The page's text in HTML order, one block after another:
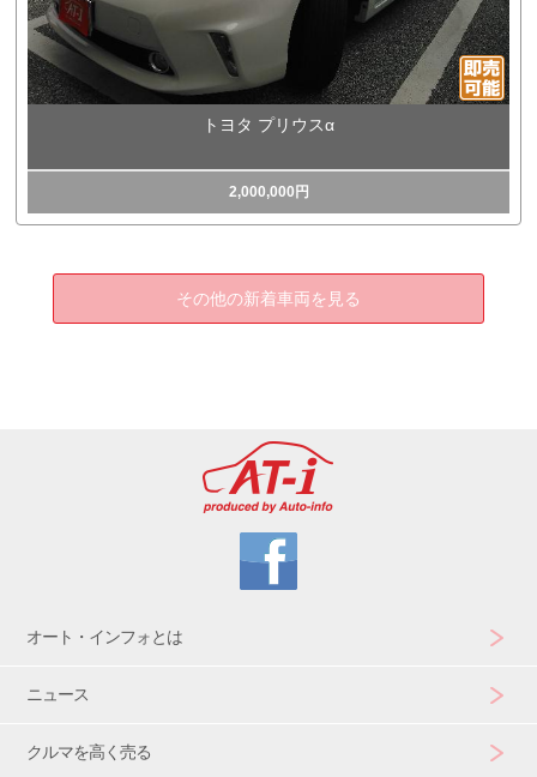
トヨタ プリウスα
2,000,000円
その他の新着車両を見る
オート・インフォとは
ニュース
クルマを高く売る